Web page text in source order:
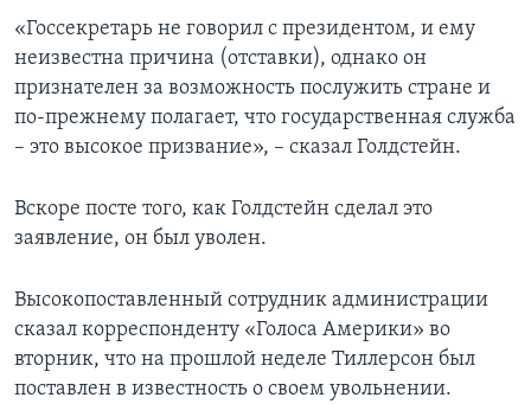
«Госсекретарь не говорил с президентом, и ему
неизвестна причина (отставки), однако он
признателен за возможность послужить стране и
по-прежнему полагает, что государственная служба
– это высокое призвание», – сказал Голдстейн.
Вскоре посте того, как Голдстейн сделал это
заявление, он был уволен.
Высокопоставленный сотрудник администрации
сказал корреспонденту «Голоса Америки» во
вторник, что на прошлой неделе Тиллерсон был
поставлен в известность о своем увольнении.